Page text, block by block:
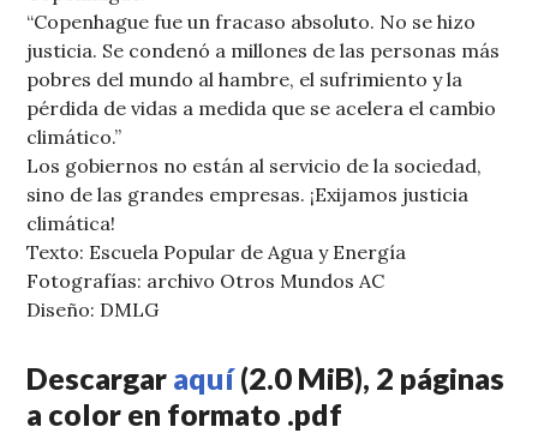
“Copenhague fue un fracaso absoluto. No se hizo
justicia. Se condenó a millones de las personas más
pobres del mundo al hambre, el sufrimiento y la
pérdida de vidas a medida que se acelera el cambio
climático.”
Los gobiernos no están al servicio de la sociedad,
sino de las grandes empresas. ¡Exijamos justicia
climática!
Texto: Escuela Popular de Agua y Energía
Fotografías: archivo Otros Mundos AC
Diseño: DMLG
Descargar aquí(2.0 MiB), 2 páginas
a color en formato .pdf